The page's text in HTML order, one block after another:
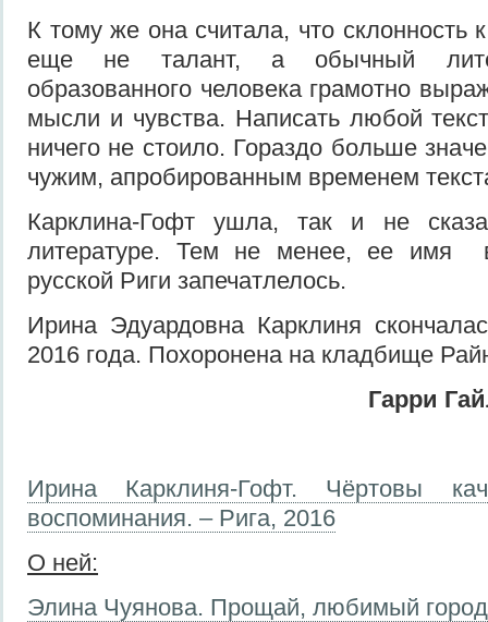
К тому же она считала, что склонность
еще не талант, а обычный
образованного человека грамотно
мысли и чувства. Написать любой
ничего не стоило. Гораздо больше
чужим, апробированным временем
Карклина-Гофт ушла, так и не
литературе. Тем не менее, ее имя
русской Риги запечатлелось.
Ирина Эдуардовна Карклиня
2016 года. Похоронена на кладбище
Гарри
Ирина Карклиня-Гофт. Чёртовы
воспоминания. – Рига, 2016
О ней:
Элина Чуянова. Прощай, любимый